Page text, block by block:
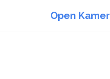
Open Kamer